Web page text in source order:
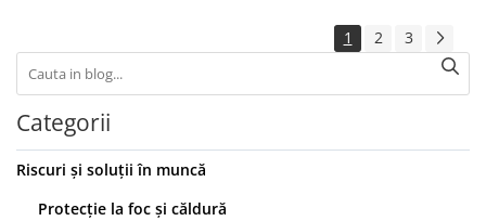
Benzi adezive
Diverse
1 2 3
Categorii
Riscuri și soluții în muncă
Protecție la foc și căldură